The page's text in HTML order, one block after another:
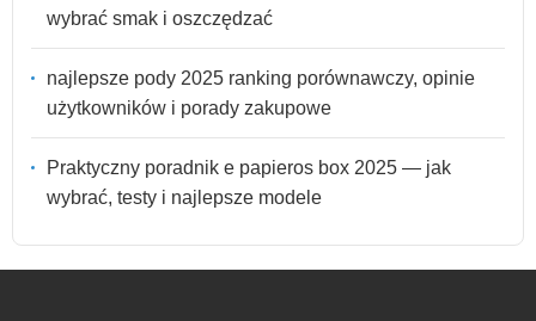
wybrać smak i oszczędzać
najlepsze pody 2025 ranking porównawczy, opinie
użytkowników i porady zakupowe
Praktyczny poradnik e papieros box 2025 — jak
wybrać, testy i najlepsze modele